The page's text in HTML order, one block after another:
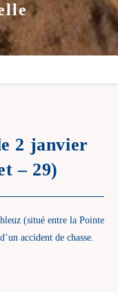
2 janvier
– 29)
(situé entre la Pointe
accident de chasse.